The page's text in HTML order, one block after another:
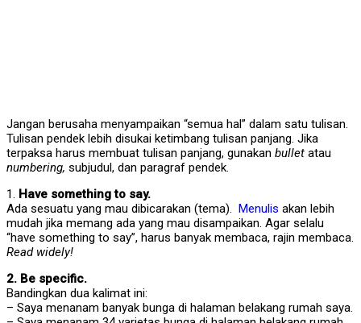
Jangan berusaha menyampaikan “semua hal” dalam satu tulisan.
Tulisan pendek lebih disukai ketimbang tulisan panjang. Jika
terpaksa harus membuat tulisan panjang, gunakan bullet atau
numbering, subjudul, dan paragraf pendek.
1. Have something to say.
Ada sesuatu yang mau dibicarakan (tema).
Menulis akan lebih
mudah jika memang ada yang mau disampaikan. Agar selalu
“have something to say”, harus banyak membaca, rajin membaca.
Read widely!
2. Be specific.
Bandingkan dua kalimat ini:
– Saya menanam banyak bunga di halaman belakang rumah saya.